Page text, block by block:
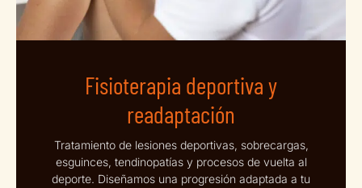
Fisioterapia deportiva y
readaptación
Tratamiento de lesiones deportivas, sobrecargas,
esguinces, tendinopatías y procesos de vuelta al
deporte. Diseñamos una progresión adaptada a tu